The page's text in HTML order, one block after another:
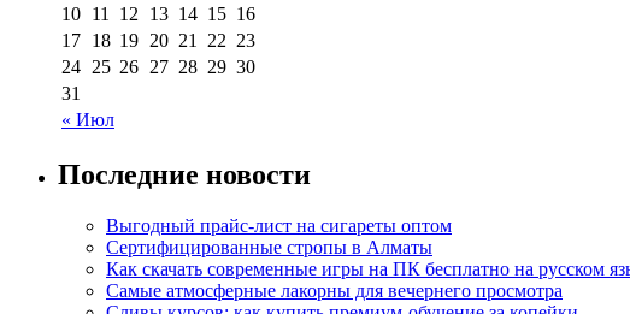
« Июл
10 11 12 13 14 15 16
17 18 19 20 21 22 23
24 25 26 27 28 29 30
31
Последние новости
Выгодный прайс-лист на сигареты оптом
Сертифицированные стропы в Алматы
Как скачать современные игры на ПК бесплатно на русском
Самые атмосферные лакорны для вечернего просмотра